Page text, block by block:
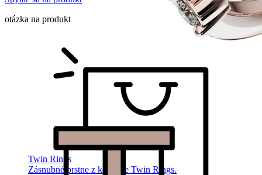
Twin Rings
Zásnubné prstne z kolekcie Twin Rings.
otázka na produkt